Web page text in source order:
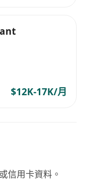
援，鼓勵員工考
具相關認證，公
十。
上午10時至下午
周最多一日遙距
$12K-17K/月
信用卡資料。